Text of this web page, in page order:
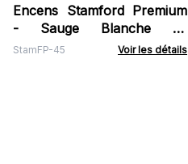
Encens Stamford Premium
- Sauge Blanche de
Californie
StamFP-45 Voir les détails